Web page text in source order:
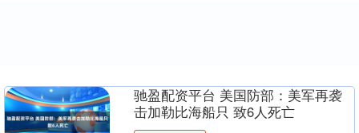
驰盈配资平台 美国防部：美军再袭
击加勒比海船只 致6人死亡